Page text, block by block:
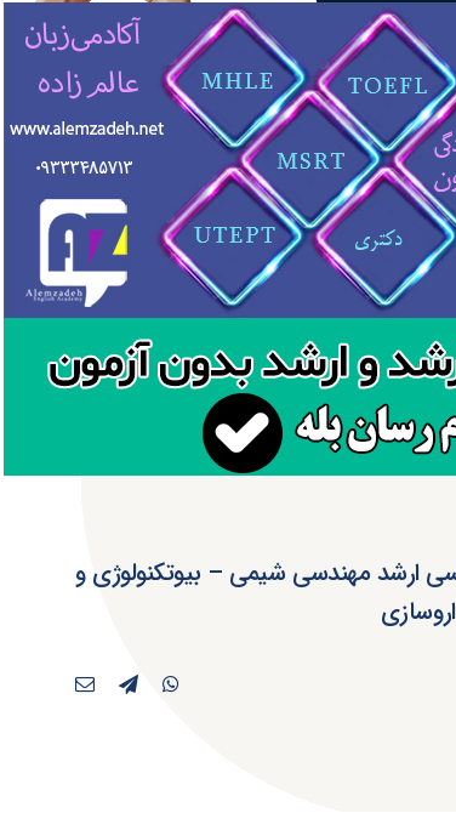
ارشد مهندسی شیمی – بیوتکنولوژی و